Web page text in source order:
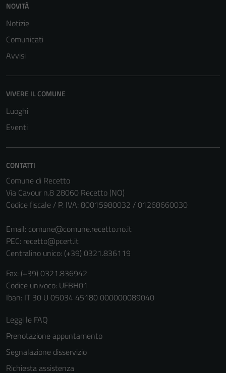
NOVITÀ
Notizie
Comunicati
Avvisi
VIVERE IL COMUNE
Luoghi
Eventi
CONTATTI
Comune di Recetto
Via Cavour n.8 28060 Recetto (NO)
Codice fiscale / P. IVA: 80015980032 / 01268660030
Email: comune@comune.recetto.no.it
PEC: recetto@pcert.it
Centralino unico: (+39) 0321.836119
Fax: (+39) 0321.836942
Codice univoco: UFBH01
Iban: IT 30 U 05034 45180 000000089040
Leggi le FAQ
Prenotazione appuntamento
Segnalazione disservizio
Richiesta assistenza